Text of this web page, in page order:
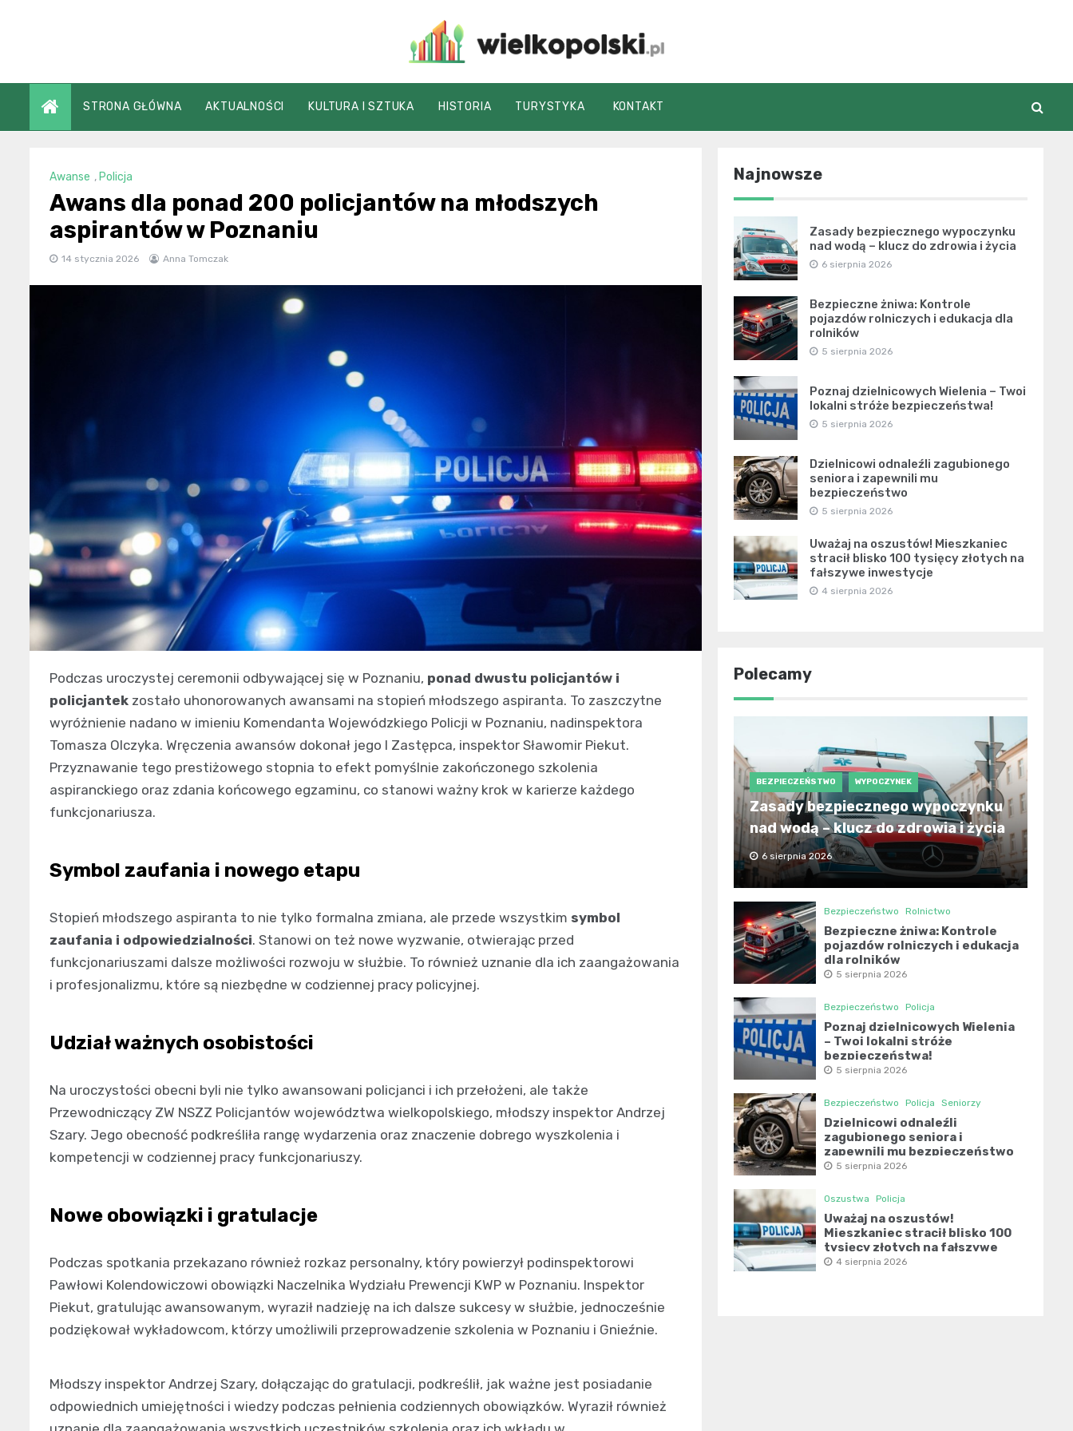
wielkopolski.pl
STRONA GŁÓWNA AKTUALNOŚCI KULTURA I SZTUKA HISTORIA TURYSTYKA KONTAKT
Awanse , Policja
Awans dla ponad 200 policjantów na młodszych
aspirantów w Poznaniu
14 stycznia 2026 Anna Tomczak
Podczas uroczystej ceremonii odbywającej się w Poznaniu, ponad dwustu policjantów i
policjantek zostało uhonorowanych awansami na stopień młodszego aspiranta. To zaszczytne
wyróżnienie nadano w imieniu Komendanta Wojewódzkiego Policji w Poznaniu, nadinspektora
Tomasza Olczyka. Wręczenia awansów dokonał jego I Zastępca, inspektor Sławomir Piekut.
Przyznawanie tego prestiżowego stopnia to efekt pomyślnie zakończonego szkolenia
aspiranckiego oraz zdania końcowego egzaminu, co stanowi ważny krok w karierze każdego
funkcjonariusza.
Symbol zaufania i nowego etapu
Stopień młodszego aspiranta to nie tylko formalna zmiana, ale przede wszystkim symbol
zaufania i odpowiedzialności. Stanowi on też nowe wyzwanie, otwierając przed
funkcjonariuszami dalsze możliwości rozwoju w służbie. To również uznanie dla ich zaangażowania
i profesjonalizmu, które są niezbędne w codziennej pracy policyjnej.
Udział ważnych osobistości
Na uroczystości obecni byli nie tylko awansowani policjanci i ich przełożeni, ale także
Przewodniczący ZW NSZZ Policjantów województwa wielkopolskiego, młodszy inspektor Andrzej
Szary. Jego obecność podkreśliła rangę wydarzenia oraz znaczenie dobrego wyszkolenia i
kompetencji w codziennej pracy funkcjonariuszy.
Nowe obowiązki i gratulacje
Podczas spotkania przekazano również rozkaz personalny, który powierzył podinspektorowi
Pawłowi Kolendowiczowi obowiązki Naczelnika Wydziału Prewencji KWP w Poznaniu. Inspektor
Piekut, gratulując awansowanym, wyraził nadzieję na ich dalsze sukcesy w służbie, jednocześnie
podziękował wykładowcom, którzy umożliwili przeprowadzenie szkolenia w Poznaniu i Gnieźnie.
Młodszy inspektor Andrzej Szary, dołączając do gratulacji, podkreślił, jak ważne jest posiadanie
odpowiednich umiejętności i wiedzy podczas pełnienia codziennych obowiązków. Wyraził również
Najnowsze
Zasady bezpiecznego wypoczynku
nad wodą – klucz do zdrowia i życia
6 sierpnia 2026
Bezpieczne żniwa: Kontrole
pojazdów rolniczych i edukacja dla
rolników
5 sierpnia 2026
Poznaj dzielnicowych Wielenia – Twoi
lokalni stróże bezpieczeństwa!
5 sierpnia 2026
Dzielnicowi odnaleźli zagubionego
seniora i zapewnili mu
bezpieczeństwo
5 sierpnia 2026
Uważaj na oszustów! Mieszkaniec
stracił blisko 100 tysięcy złotych na
fałszywe inwestycje
4 sierpnia 2026
Polecamy
BEZPIECZEŃSTWO WYPOCZYNEK
Zasady bezpiecznego wypoczynku
nad wodą – klucz do zdrowia i życia
6 sierpnia 2026
Bezpieczeństwo Rolnictwo
Bezpieczne żniwa: Kontrole
pojazdów rolniczych i edukacja
dla rolników
5 sierpnia 2026
Bezpieczeństwo Policja
Poznaj dzielnicowych Wielenia
– Twoi lokalni stróże
bezpieczeństwa!
5 sierpnia 2026
Bezpieczeństwo Policja Seniorzy
Dzielnicowi odnaleźli
zagubionego seniora i
zapewnili mu bezpieczeństwo
5 sierpnia 2026
Oszustwa Policja
Uważaj na oszustów!
Mieszkaniec stracił blisko 100
tysięcy złotych na fałszywe
inwestycje
4 sierpnia 2026